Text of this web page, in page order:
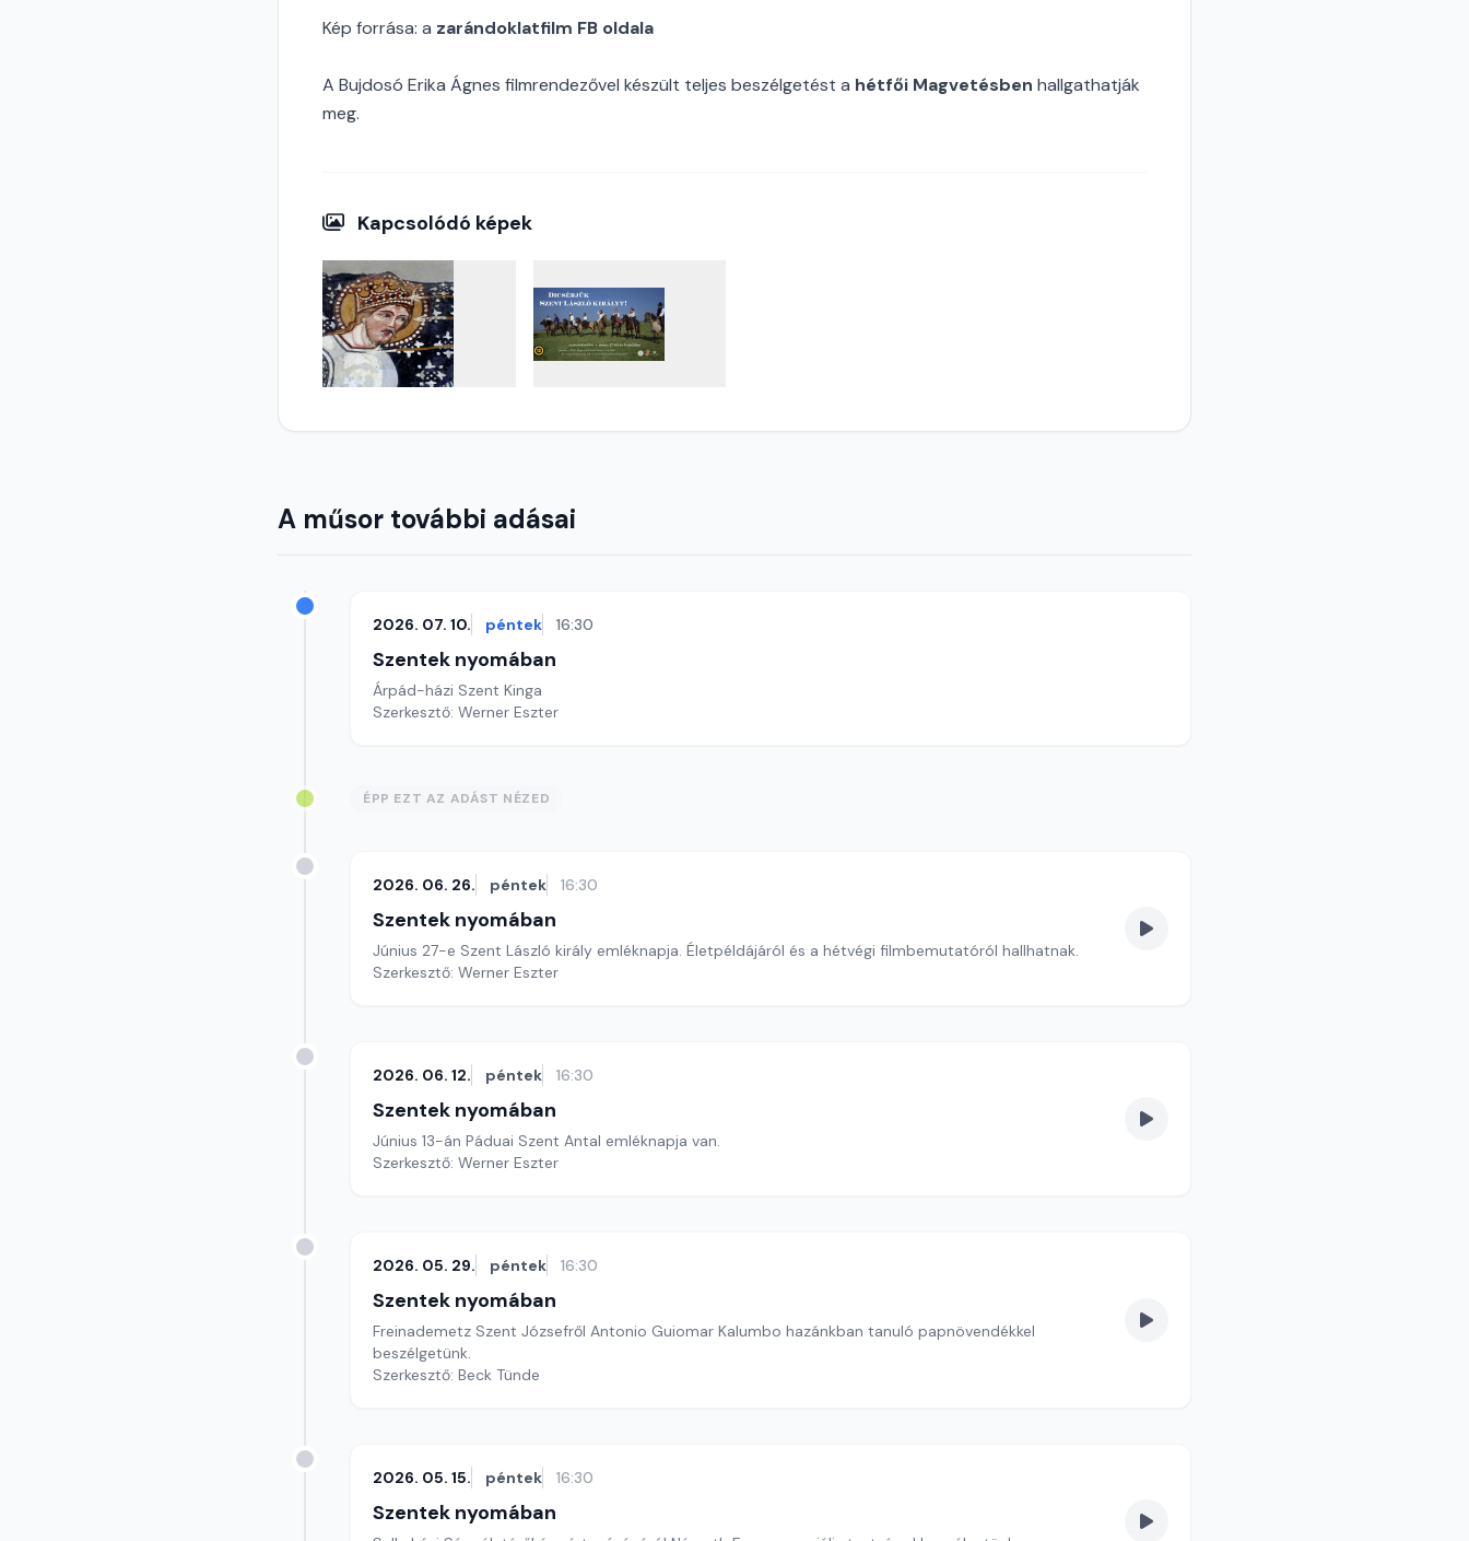
Kép forrása: a zarándoklatfilm FB oldala
A Bujdosó Erika Ágnes filmrendezővel készült teljes beszélgetést a hétfői Magvetésben hallgathatják
meg.
Kapcsolódó képek
A műsor további adásai
2026. 07. 10. péntek 16:30
Szentek nyomában
Árpád-házi Szent Kinga
Szerkesztő: Werner Eszter
ÉPP EZT AZ ADÁST NÉZED
2026. 06. 26. péntek 16:30
Szentek nyomában
Június 27-e Szent László király emléknapja. Életpéldájáról és a hétvégi filmbemutatóról hallhatnak.
Szerkesztő: Werner Eszter
2026. 06. 12. péntek 16:30
Szentek nyomában
Június 13-án Páduai Szent Antal emléknapja van.
Szerkesztő: Werner Eszter
2026. 05. 29. péntek 16:30
Szentek nyomában
Freinademetz Szent Józsefről Antonio Guiomar Kalumbo hazánkban tanuló papnövendékkel
beszélgetünk.
Szerkesztő: Beck Tünde
2026. 05. 15. péntek 16:30
Szentek nyomában